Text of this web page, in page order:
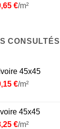
€/m²
CONSULTÉS
45x45
€/m²
45x45
€/m²